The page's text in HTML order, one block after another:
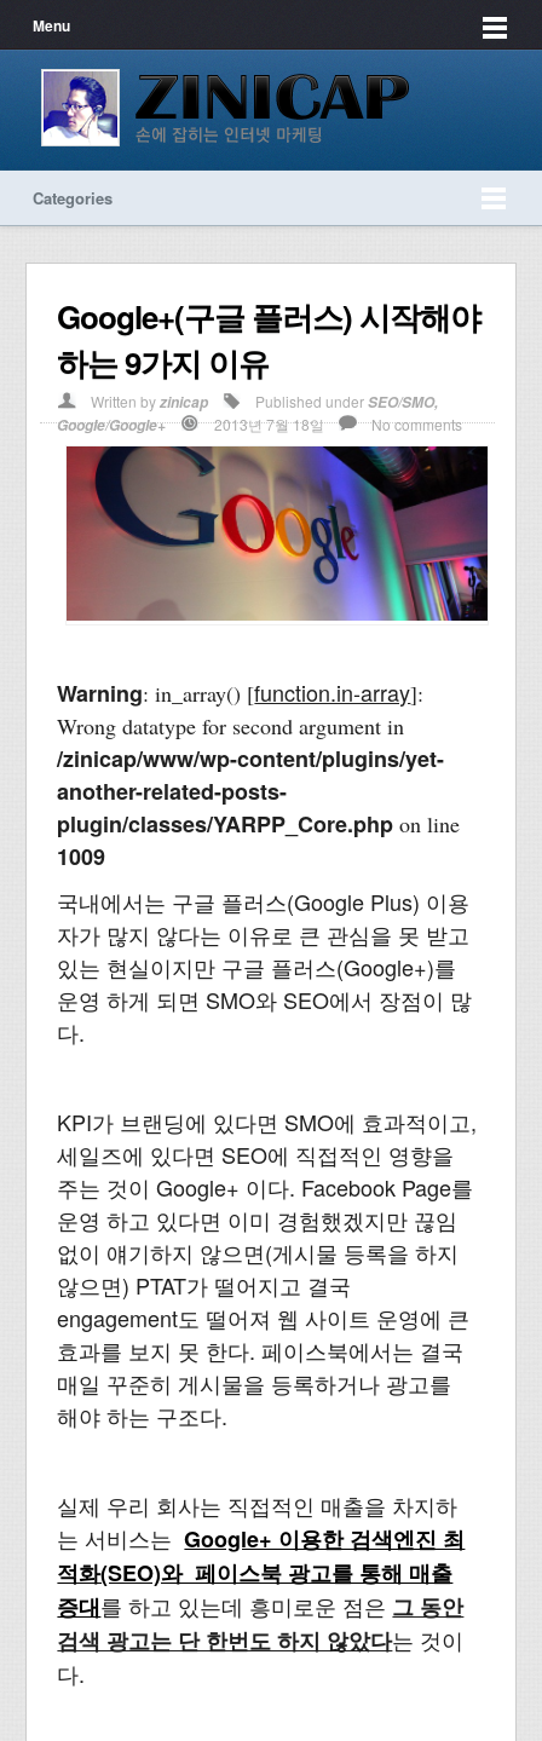
Menu
Categories
Google+(구글 플러스) 시작해야
하는 9가지 이유
Written byzinicap Published underSEO/SMO,
Google/Google+
2013년 7월 18일 No comments
Warning: in_array() [function.in-array]:
Wrong datatype for second argument in
/zinicap/www/wp-content/plugins/yet-
another-related-posts-
plugin/classes/YARPP_Core.php on line
1009
국내에서는 구글 플러스(Google Plus) 이용
자가 많지 않다는 이유로 큰 관심을 못 받고
있는 현실이지만 구글 플러스(Google+)를
운영 하게 되면 SMO와 SEO에서 장점이 많
다.
KPI가 브랜딩에 있다면 SMO에 효과적이고,
세일즈에 있다면 SEO에 직접적인 영향을
주는 것이 Google+ 이다. Facebook Page를
운영 하고 있다면 이미 경험했겠지만 끊임
없이 얘기하지 않으면(게시물 등록을 하지
않으면) PTAT가 떨어지고 결국
engagement도 떨어져 웹 사이트 운영에 큰
효과를 보지 못 한다. 페이스북에서는 결국
매일 꾸준히 게시물을 등록하거나 광고를
해야 하는 구조다.
실제 우리 회사는 직접적인 매출을 차지하
는 서비스는Google+ 이용한 검색엔진 최
적화(SEO)와 페이스북 광고를 통해 매출
증대를 하고 있는데 흥미로운 점은 그 동안
검색 광고는 단 한번도 하지 않았다는 것이
다.